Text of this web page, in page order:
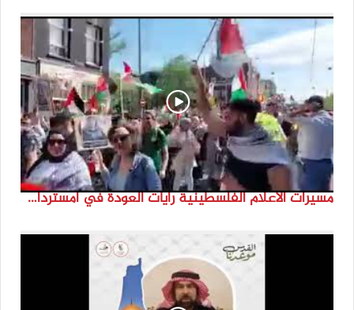
مسيرات الاعلام الفلسطينية رايات العودة في امستردام #النكبة74 #انتماء2022 #القدس_موعدنا